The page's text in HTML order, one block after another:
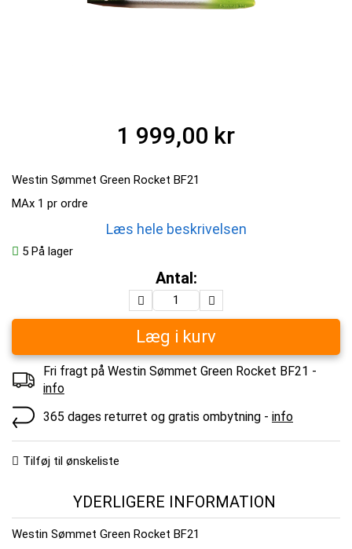
1 999,00 kr
Westin Sømmet Green Rocket BF21
MAx 1 pr ordre
Læs hele beskrivelsen
5 På lager
Antal:
Læg i kurv
Fri fragt på Westin Sømmet Green Rocket BF21 -
info
365 dages returret og gratis ombytning - info
Tilføj til ønskeliste
YDERLIGERE INFORMATION
Westin Sømmet Green Rocket BF21